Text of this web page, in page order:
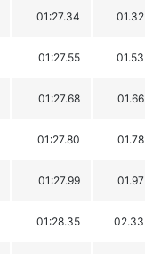
01:27.34 01.32
01:27.55 01.53
01:27.68 01.66
01:27.80 01.78
01:27.99 01.97
01:28.35 02.33